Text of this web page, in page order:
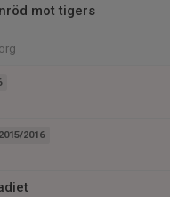
mot tigers
2016